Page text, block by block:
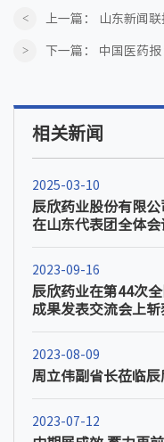
上一篇： 山东新闻联播
下一篇： 中国医药报
相关新闻
2025-03-10
辰欣药业股份有限
在山东代表团全体会
2023-09-16
辰欣药业在第44次
成果发表交流会上斩
2023-08-09
周立伟副省长莅临
2023-07-12